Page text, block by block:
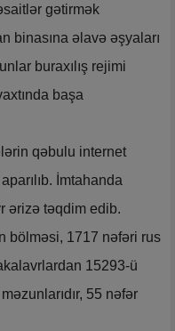
gətirmək
binasına əlavə əşyaları
buraxılış rejimi
başa
qəbulu internet
İmtahanda
ərizə təqdim edib.
bölməsi, 1717 nəfəri rus
15293-ü
55 nəfər